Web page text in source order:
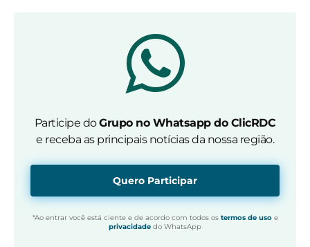
Participe doGrupo no Whatsapp do ClicRDC
e receba as principais notícias da nossa região.
Quero Participar
*Ao entrar você está ciente e de acordo com todos os termos de usoe
privacidade do WhatsApp